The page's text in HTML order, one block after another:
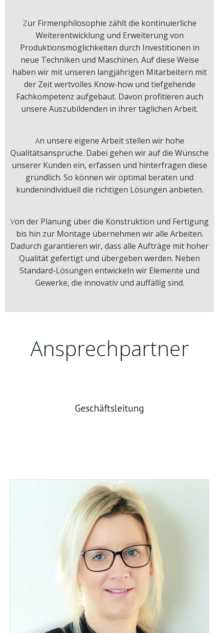
Zur Firmenphilosophie zählt die kontinuierliche
Weiterentwicklung und Erweiterung von
Produktionsmöglichkeiten durch Investitionen in
neue Techniken und Maschinen. Auf diese Weise
haben wir mit unseren langjährigen Mitarbeitern mit
der Zeit wertvolles Know-how und tiefgehende
Fachkompetenz aufgebaut. Davon profitieren auch
unsere Auszubildenden in ihrer täglichen Arbeit.
An unsere eigene Arbeit stellen wir hohe
Qualitätsansprüche. Dabei gehen wir auf die Wünsche
unserer Kunden ein, erfassen und hinterfragen diese
gründlich. So können wir optimal beraten und
kundenindividuell die richtigen Lösungen anbieten.
Von der Planung über die Konstruktion und Fertigung
bis hin zur Montage übernehmen wir alle Arbeiten.
Dadurch garantieren wir, dass alle Aufträge mit hoher
Qualität gefertigt und übergeben werden. Neben
Standard-Lösungen entwickeln wir Elemente und
Gewerke, die innovativ und auffällig sind.
Ansprechpartner
Geschäftsleitung